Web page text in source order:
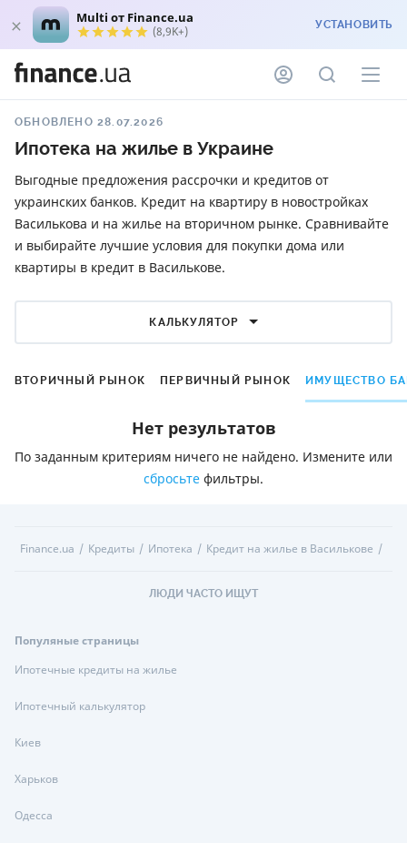
Multi от Finance.ua
(8,9K+) УСТАНОВИТЬ
ОБНОВЛЕНО 28.07.2026
Ипотека на жилье в Украине
Выгодные предложения рассрочки и кредитов от
украинских банков. Кредит на квартиру в новостройках
Василькова и на жилье на вторичном рынке. Сравнивайте
и выбирайте лучшие условия для покупки дома или
квартиры в кредит в Василькове.
КАЛЬКУЛЯТОР
ВТОРИЧНЫЙ РЫНОК ПЕРВИЧНЫЙ РЫНОК ИМУЩЕСТВО
Нет результатов
По заданным критериям ничего не найдено. Измените или
сбросьте фильтры.
Finance.ua Кредиты Ипотека Кредит на жилье в Василькове
ЛЮДИ ЧАСТО ИЩУТ
Популяные страницы
Ипотечные кредиты на жилье
Ипотечный калькулятор
Киев
Харьков
Одесса